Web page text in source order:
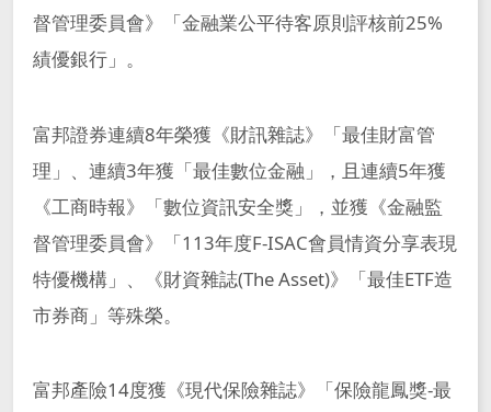
督管理委員會》「金融業公平待客原則評核前25%
績優銀行」。
富邦證券連續8年榮獲《財訊雜誌》「最佳財富管
理」、連續3年獲「最佳數位金融」，且連續5年獲
《工商時報》「數位資訊安全獎」，並獲《金融監
督管理委員會》「113年度F-ISAC會員情資分享表現
特優機構」、《財資雜誌(The Asset)》「最佳ETF造
市券商」等殊榮。
富邦產險14度獲《現代保險雜誌》「保險龍鳳獎-最